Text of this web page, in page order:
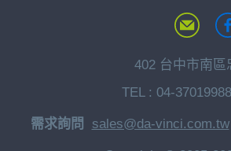
402 台中市南區
TEL : 04-37019988
需求詢問 sales@da-vinci.com.tw